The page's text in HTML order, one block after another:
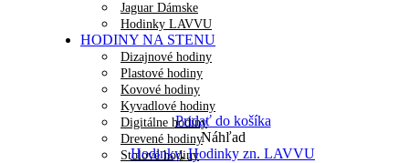
Jaguar Dámske
Hodinky LAVVU
HODINY NA STENU
Dizajnové hodiny
Plastové hodiny
Kovové hodiny
Kyvadlové hodiny
Digitálne hodiny
Drevené hodiny
Stolové hodiny
Pridať do košíka
Náhľad
Hodinky,Hodinky zn. LAVVU